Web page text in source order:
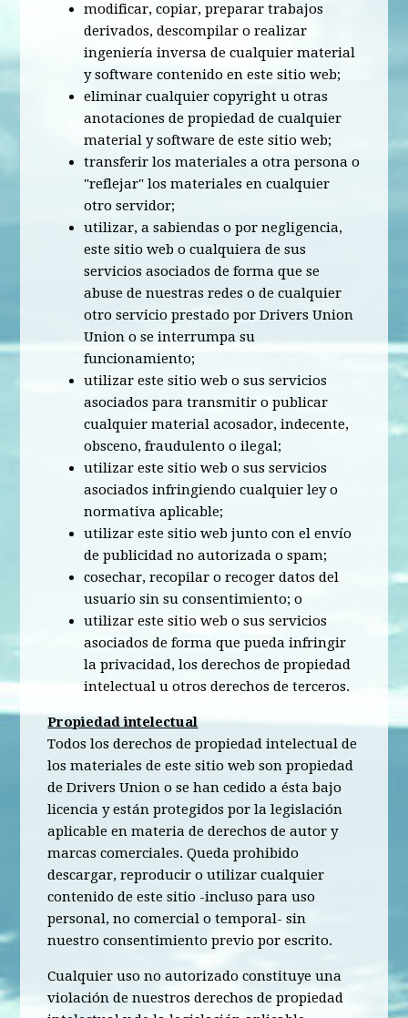
modificar, copiar, preparar trabajos
derivados, descompilar o realizar
ingeniería inversa de cualquier material
y software contenido en este sitio web;
eliminar cualquier copyright u otras
anotaciones de propiedad de cualquier
material y software de este sitio web;
transferir los materiales a otra persona o
"reflejar" los materiales en cualquier
otro servidor;
utilizar, a sabiendas o por negligencia,
este sitio web o cualquiera de sus
servicios asociados de forma que se
abuse de nuestras redes o de cualquier
otro servicio prestado por Drivers Union
Union o se interrumpa su
funcionamiento;
utilizar este sitio web o sus servicios
asociados para transmitir o publicar
cualquier material acosador, indecente,
obsceno, fraudulento o ilegal;
utilizar este sitio web o sus servicios
asociados infringiendo cualquier ley o
normativa aplicable;
utilizar este sitio web junto con el envío
de publicidad no autorizada o spam;
cosechar, recopilar o recoger datos del
usuario sin su consentimiento; o
utilizar este sitio web o sus servicios
asociados de forma que pueda infringir
la privacidad, los derechos de propiedad
intelectual u otros derechos de terceros.
Propiedad intelectual
Todos los derechos de propiedad intelectual de
los materiales de este sitio web son propiedad
de Drivers Union o se han cedido a ésta bajo
licencia y están protegidos por la legislación
aplicable en materia de derechos de autor y
marcas comerciales. Queda prohibido
descargar, reproducir o utilizar cualquier
contenido de este sitio -incluso para uso
personal, no comercial o temporal- sin
nuestro consentimiento previo por escrito.
Cualquier uso no autorizado constituye una
violación de nuestros derechos de propiedad